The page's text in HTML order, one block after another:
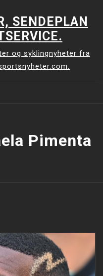
SENDEPLAN
og syklingnyheter fra
Pimenta